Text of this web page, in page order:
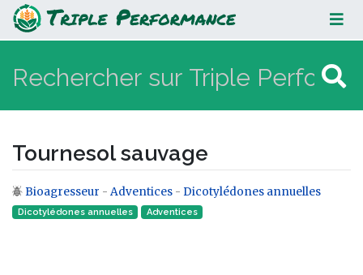
Tournesol sauvage
Tournesol sauvage
Aller à :navigation,rechercher
Bioagresseur - Adventices - Dicotylédones annuelles
Dicotylédones annuelles Adventices